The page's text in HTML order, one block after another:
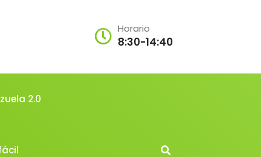
Horario
8:30-14:40
2.0